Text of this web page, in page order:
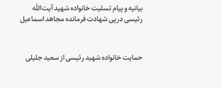
بیانیه و پیام تسلیت خانواده شهید آیت‌الله
رئیسی درپی شهادت فرمانده مجاهد اسماعیل
حمایت خانواده شهید رئیسی از سعید جلیلی